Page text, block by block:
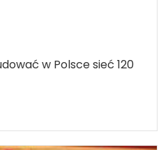
w Polsce sieć 120